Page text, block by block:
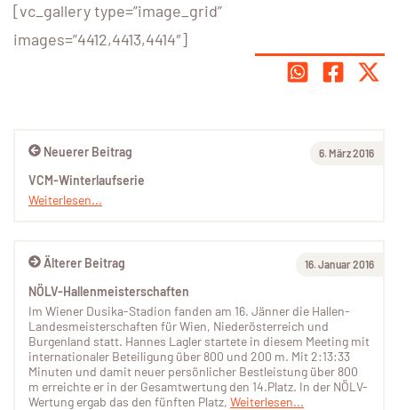
[vc_gallery type=”image_grid”
images=”4412,4413,4414″]
Älterer Beitrag 16. Januar 2016
NÖLV-Hallenmeisterschaften
Im Wiener Dusika-Stadion fanden am 16. Jänner die Hallen-
Landesmeisterschaften für Wien, Niederösterreich und
Burgenland statt. Hannes Lagler startete in diesem Meeting mit
internationaler Beteiligung über 800 und 200 m. Mit 2:13:33
Minuten und damit neuer persönlicher Bestleistung über 800
m erreichte er in der Gesamtwertung den 14.Platz. In der NÖLV-
Wertung ergab das den fünften Platz, Weiterlesen...
Neuerer Beitrag 6. März 2016
VCM-Winterlaufserie
Weiterlesen...